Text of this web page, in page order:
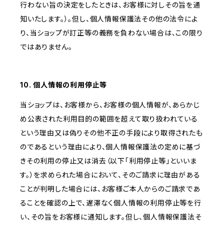
行わない旨の決定をしたときは、お客様に対しその旨を通
知いたします。）。但し、個人情報保護法その他の法令によ
り、当ショップが訂正等の義務を負わない場合は、この限り
ではありません。
10. 個人情報の利用停止等
当ショップは、お客様から、お客様の個人情報が、あらかじ
め公表された利用目的の範囲を超えて取り扱われている
という理由又は偽りその他不正の手段により取得されたも
のであるという理由により、個人情報保護法の定めに基づ
きその利用の停止又は消去（以下「利用停止等」といいま
す。）を求められた場合において、そのご請求に理由がある
ことが判明した場合には、お客様ご本人からのご請求であ
ることを確認の上で、遅滞なく個人情報の利用停止等を行
い、その旨をお客様に通知します。但し、個人情報保護法そ